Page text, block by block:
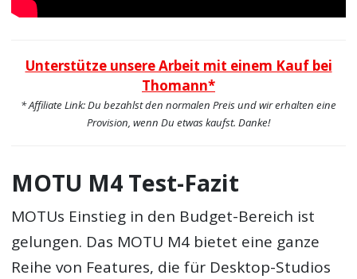
Unterstütze unsere Arbeit mit einem Kauf bei
Thomann*
* Affiliate Link: Du bezahlst den normalen Preis und wir erhalten eine
Provision, wenn Du etwas kaufst. Danke!
MOTU M4 Test-Fazit
MOTUs Einstieg in den Budget-Bereich ist
gelungen. Das MOTU M4 bietet eine ganze
Reihe von Features, die für Desktop-Studios